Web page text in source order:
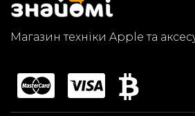
Магазин техніки Apple та